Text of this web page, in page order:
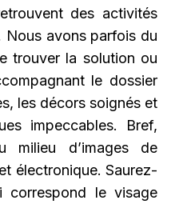
des activités
avons parfois du
trouver la solution ou
le dossier
les décors soignés et
impeccables. Bref,
milieu d’images de
électronique. Saurez-
le visage